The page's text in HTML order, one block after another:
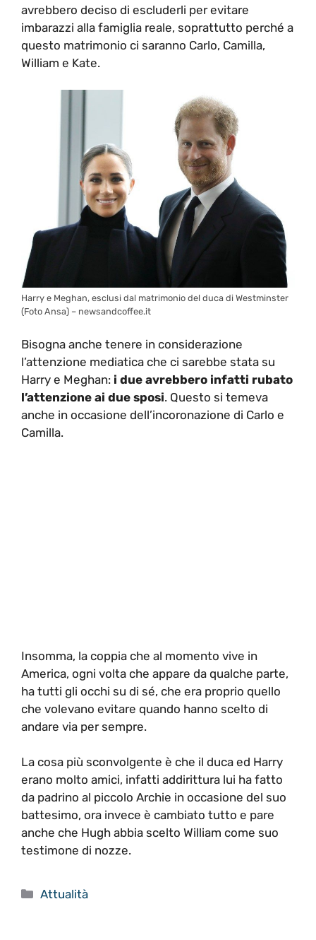
avrebbero deciso di escluderli per evitare
imbarazzi alla famiglia reale, soprattutto perché a
questo matrimonio ci saranno Carlo, Camilla,
William e Kate.
Harry e Meghan, esclusi dal matrimonio del duca di Westminster
(Foto Ansa) – newsandcoffee.it
Bisogna anche tenere in considerazione
l’attenzione mediatica che ci sarebbe stata su
Harry e Meghan: i due avrebbero infatti rubato
l’attenzione ai due sposi. Questo si temeva
anche in occasione dell’incoronazione di Carlo e
Camilla.
Insomma, la coppia che al momento vive in
America, ogni volta che appare da qualche parte,
ha tutti gli occhi su di sé, che era proprio quello
che volevano evitare quando hanno scelto di
andare via per sempre.
La cosa più sconvolgente è che il duca ed Harry
erano molto amici, infatti addirittura lui ha fatto
da padrino al piccolo Archie in occasione del suo
battesimo, ora invece è cambiato tutto e pare
anche che Hugh abbia scelto William come suo
testimone di nozze.
Categorie
Attualità